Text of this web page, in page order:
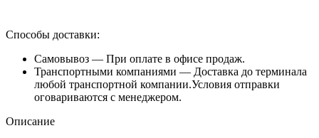
Способы доставки:
Самовывоз — При оплате в офисе продаж.
Транспортными компаниями — Доставка до терминала
любой транспортной компании.Условия отправки
оговариваются с менеджером.
Описание